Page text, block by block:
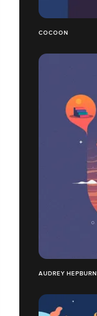
COCOON
AUDREY HEPBURN